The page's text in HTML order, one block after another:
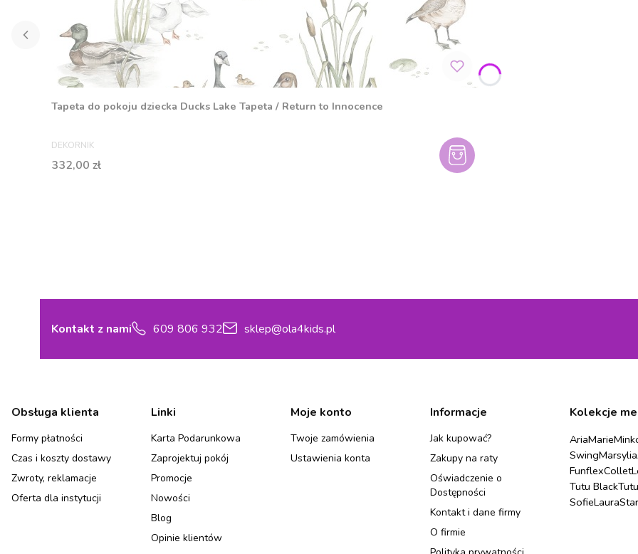
Tapeta do pokoju dziecka Ducks Lake Tapeta / Return to Innocence
PRODUCENT
DEKORNIK
Cena
332,00 zł
Kontakt z nami 609 806 932 sklep@ola4kids.pl
Linki w stopce
Obsługa klienta
Formy płatności
Czas i koszty dostawy
Zwroty, reklamacje
Oferta dla instytucji
Linki
Karta Podarunkowa
Zaprojektuj pokój
Promocje
Nowości
Blog
Opinie klientów
Moje konto
Twoje zamówienia
Ustawienia konta
Informacje
Jak kupować?
Zakupy na raty
Oświadczenie o
Dostępności
Kontakt i dane firmy
O firmie
Kolekcje
AriaMarie
SwingMarsylia
FunflexCollet
Tutu Black
SofieLauraStar